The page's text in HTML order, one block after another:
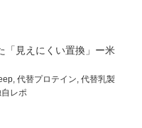
「見えにくい置換」ー米
, 代替プロテイン, 代替乳製
レポ